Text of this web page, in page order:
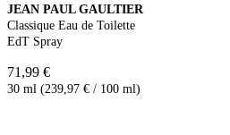
JEAN PAUL GAULTIER
Classique Eau de Toilette
EdT Spray
71,99 €
30 ml (239,97 € / 100 ml)